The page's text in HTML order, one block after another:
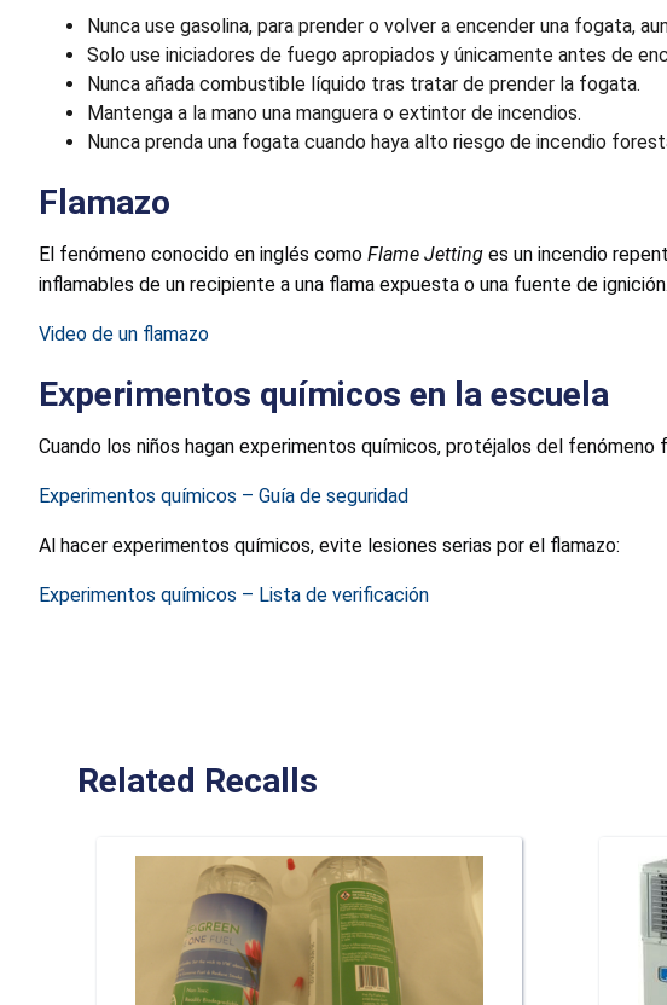
Nunca use gasolina, para prender o volver a encender una fogata,
Solo use iniciadores de fuego apropiados y únicamente antes de
Nunca añada combustible líquido tras tratar de prender la fogata.
Mantenga a la mano una manguera o extintor de incendios.
Nunca prenda una fogata cuando haya alto riesgo de incendio
Flamazo
El fenómeno conocido en inglés como Flame Jetting es un incendio
inflamables de un recipiente a una flama expuesta o una fuente de ignición.
Video de un flamazo
Experimentos químicos en la escuela
Cuando los niños hagan experimentos químicos, protéjalos del
Experimentos químicos – Guía de seguridad
Al hacer experimentos químicos, evite lesiones serias por el flamazo:
Experimentos químicos – Lista de verificación
Related Recalls